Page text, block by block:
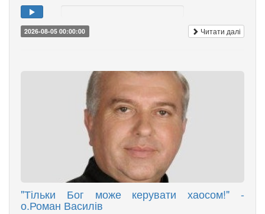
2026-08-05 00:00:00 Читати далі
"Тільки Бог може керувати хаосом!" -
о.Роман Василів